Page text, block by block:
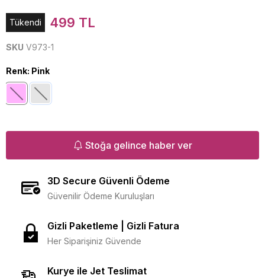
Tükendi 499 TL
SKU V973-1
Renk: Pink
Stoğa gelince haber ver
3D Secure Güvenli Ödeme
Güvenilir Ödeme Kuruluşları
Gizli Paketleme | Gizli Fatura
Her Siparişiniz Güvende
Kurye ile Jet Teslimat